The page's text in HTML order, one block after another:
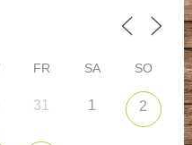
FR SA SO
31 1 2